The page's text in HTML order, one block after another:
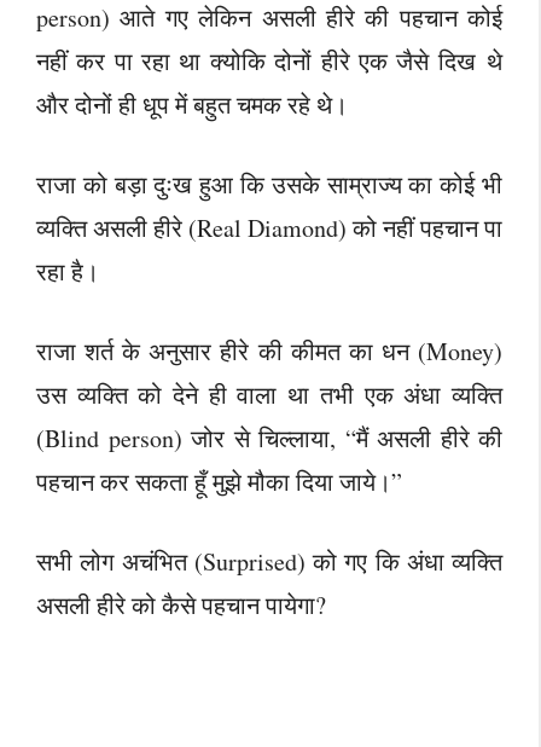
person) आते गए लेकिन असली हीरे की पहचान कोई
नहीं कर पा रहा था क्योकि दोनों हीरे एक जैसे दिख थे
और दोनों ही धूप में बहुत चमक रहे थे।
राजा को बड़ा दुःख हुआ कि उसके साम्राज्य का कोई भी
व्यक्ति असली हीरे (Real Diamond) को नहीं पहचान पा
रहा है।
राजा शर्त के अनुसार हीरे की कीमत का धन (Money)
उस व्यक्ति को देने ही वाला था तभी एक अंधा व्यक्ति
(Blind person) जोर से चिल्लाया, “मैं असली हीरे की
पहचान कर सकता हूँ मुझे मौका दिया जाये।”
सभी लोग अचंभित (Surprised) को गए कि अंधा व्यक्ति
असली हीरे को कैसे पहचान पायेगा?